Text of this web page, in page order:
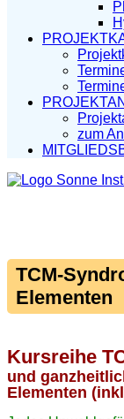
zum
TCM-
Elementen
Kursreihe
und
Elementen